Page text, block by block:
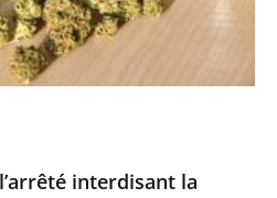
interdisant la